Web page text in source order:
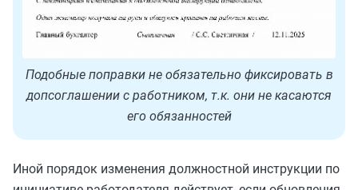
Подобные поправки не обязательно фиксировать в
допсоглашении с работником, т.к. они не касаются
его обязанностей
Иной порядок изменения должностной инструкции по